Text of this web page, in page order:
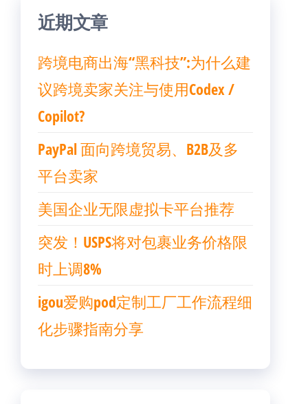
近期文章
跨境电商出海“黑科技”:为什么建
议跨境卖家关注与使用Codex /
Copilot?
PayPal 面向跨境贸易、B2B及多
平台卖家
美国企业无限虚拟卡平台推荐
突发！USPS将对包裹业务价格限
时上调8%
igou爱购pod定制工厂工作流程细
化步骤指南分享